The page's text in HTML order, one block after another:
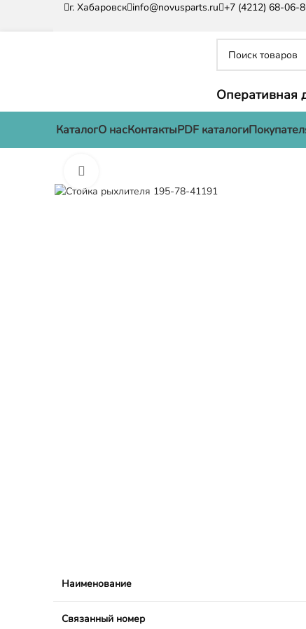
г. Хабаровск info@novusparts.ru +7 (4212) 68-06-
Оперативная
КаталогО насКонтактыPDF каталоги
Наименование
Связанный номер